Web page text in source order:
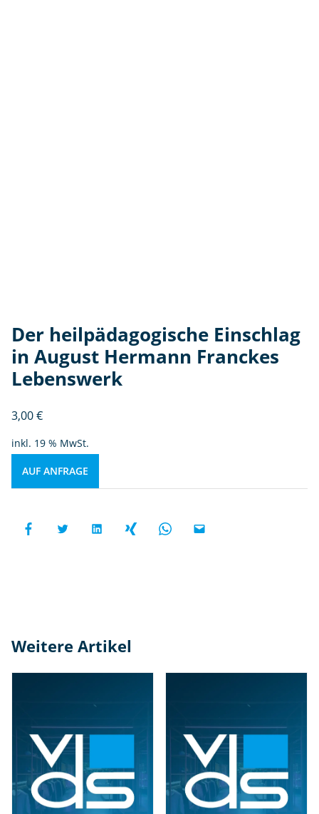
Der heilpädagogische Einschlag
in August Hermann Franckes
Lebenswerk
3,00€
inkl. 19 % MwSt.
AUF ANFRAGE
Weitere Artikel